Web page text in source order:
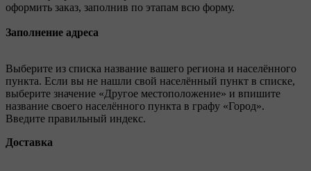
оформить заказ, заполнив по этапам всю форму.
Заполнение адреса
Выберите из списка название вашего региона и населённого
пункта. Если вы не нашли свой населённый пункт в списке,
выберите значение «Другое местоположение» и впишите
название своего населённого пункта в графу «Город».
Введите правильный индекс.
Доставка